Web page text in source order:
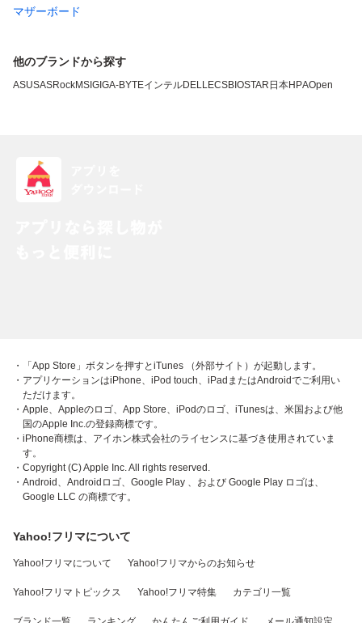
マザーボード
他のブランドから探す
ASUSASRockMSI GIGA-BYTEインテルDELLECSBIOSTAR 日本HPAOpen
・「App Store」ボタンを押すとiTunes （外部サイト）が起動します。
・アプリケーションはiPhone、iPod touch、iPadまたはAndroidでご利用い
ただけます。
・Apple、Appleのロゴ、App Store、iPodのロゴ、iTunesは、米国および他
国のApple Inc.の登録商標です。
・iPhone商標は、アイホン株式会社のライセンスに基づき使用されていま
す。
・Copyright (C) Apple Inc. All rights reserved.
・Android、Androidロゴ、Google Play 、および Google Play ロゴは、
Google LLC の商標です。
Yahoo!フリマについて
Yahoo!フリマについて Yahoo!フリマからのお知らせ
Yahoo!フリマトピックス Yahoo!フリマ特集 カテゴリ一覧